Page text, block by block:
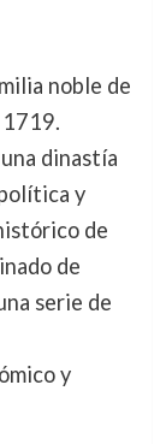
noble de
dinastía
y
de
de
serie de
y